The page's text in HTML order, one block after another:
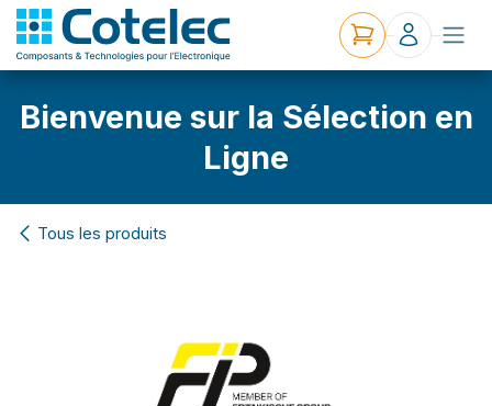
Bienvenue sur la Sélection en
Ligne
Tous les produits